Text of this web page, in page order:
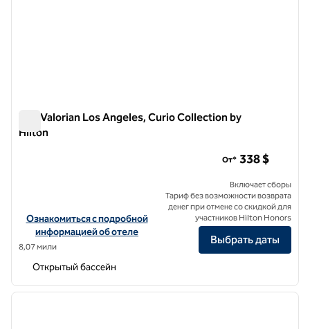
The Valorian Los Angeles, Curio Collection by
Hilton
Посмотреть информацию об отеле The Valorian Los Angeles,
Ознакомиться с подробной
информацией об отеле
8,07 мили
От* 338 $
Включает сборы
Тариф без возможности возврата
денег при отмене со скидкой для
участников Hilton Honors
Выбрать даты
Открытый бассейн
1 из 13